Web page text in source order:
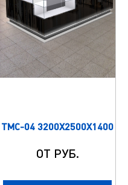
ТМС-04 3200Х2500Х1400
ОТ РУБ.